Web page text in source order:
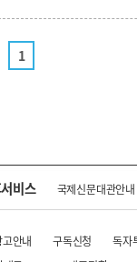
1
비스 국제신문대관안내
안내 구독신청 독자